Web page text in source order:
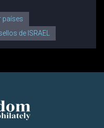
países
de ISRAEL